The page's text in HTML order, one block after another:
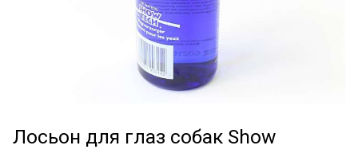
Лосьон для глаз собак Show